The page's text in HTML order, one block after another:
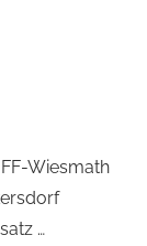
Wiesmath
…